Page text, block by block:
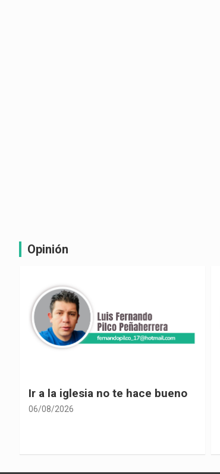
Opinión
La memoria selectiva un mal en
los políticos, cuando la crítica